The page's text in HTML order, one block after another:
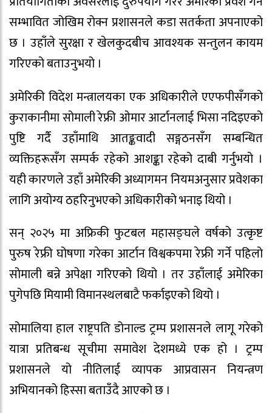
सम्भावित जोखिम रोक्न प्रशासनले कडा सतर्कता अपनाएको
छ । उहाँले सुरक्षा र खेलकुदबीच आवश्यक सन्तुलन कायम
गरिएको बताउनुभयो ।
अमेरिकी विदेश मन्त्रालयका एक अधिकारीले एएफपीसँगको
कुराकानीमा सोमाली रेफ्री ओमार आर्टानलाई भिसा नदिइएको
पुष्टि गर्दै उहाँमाथि आतङ्कवादी सङ्गठनसँग सम्बन्धित
व्यक्तिहरूसँग सम्पर्क रहेको आशङ्का रहेको दाबी गर्नुभयो ।
यही कारणले उहाँ अमेरिकी अध्यागमन नियमअनुसार प्रवेशका
लागि अयोग्य ठहरिनुभएको अधिकारीको भनाइ थियो ।
सन् २०२५ मा अफ्रिकी फुटबल महासङ्घले वर्षको उत्कृष्ट
पुरुष रेफ्री घोषणा गरेका आर्टान विश्वकपमा रेफ्री गर्ने पहिलो
सोमाली बन्ने अपेक्षा गरिएको थियो । तर उहाँलाई अमेरिका
पुगेपछि मियामी विमानस्थलबाटै फर्काइएको थियो ।
सोमालिया हाल राष्ट्रपति डोनाल्ड ट्रम्प प्रशासनले लागू गरेको
यात्रा प्रतिबन्ध सूचीमा समावेश देशमध्ये एक हो । ट्रम्प
प्रशासनले यो नीतिलाई व्यापक आप्रवासन नियन्त्रण
अभियानको हिस्सा बताउँदै आएको छ ।